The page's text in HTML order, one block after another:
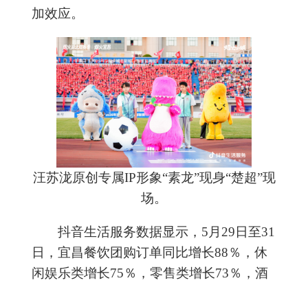
加效应。
汪苏泷原创专属IP形象“素龙”现身“楚超”现
场。
抖音生活服务数据显示，5月29日至31
日，宜昌餐饮团购订单同比增长88％，休
闲娱乐类增长75％，零售类增长73％，酒